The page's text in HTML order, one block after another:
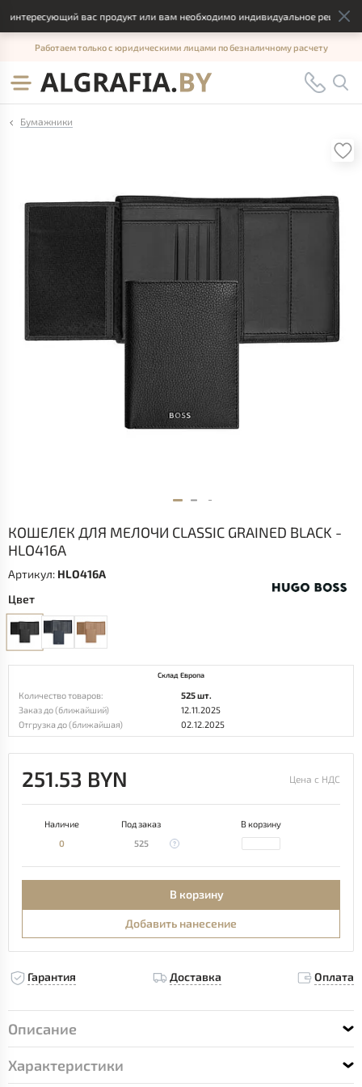
вас продукт или вам необходимо индивидуальное
Работаем только с юридическими лицами по безналичному расчету
Бумажники
КОШЕЛЕК ДЛЯ МЕЛОЧИ CLASSIC GRAINED BLACK -
HLO416A
Артикул: HLO416A
Цвет
Склад Европа
Количество товаров:
525 шт.
Заказ до (ближайший)
12.11.2025
Отгрузка до (ближайшая)
02.12.2025
251.53 BYN Цена с НДС
Наличие Под заказ
В корзину
0
525
В корзину
Добавить нанесение
Гарантия Доставка Оплата
Описание
Характеристики